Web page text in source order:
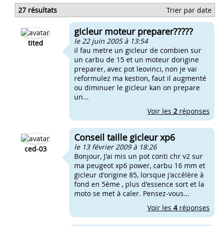
Gicleur origine carbu 17.5
Gicleur origine carbu stalker
Tzr carbu 17.5 quel gicleur
Quel gicleur carbu 16 xp6
27 résultats Trier par date
tited
gicleur moteur preparer?????
le 22 juin 2005 à 13:54
il fau metre un gicleur de combien sur
un carbu de 15 et un moteur dorigine
preparer, avec pot leovinci, non je vai
reformulez ma kestion, faut il augmenté
ou diminuer le gicleur kan on prepare
un...
Voir les 2 réponses
ced-03
Conseil taille gicleur xp6
le 13 février 2009 à 18:26
Bonjour, J'ai mis un pot conti chr v2 sur
ma peugeot xp6 power, carbu 16 mm et
gicleur d'origine 85, lorsque j'accélère à
fond en 5ème , plus d'essence sort et la
moto se met à caler. Pensez-vous...
Voir les 4réponses